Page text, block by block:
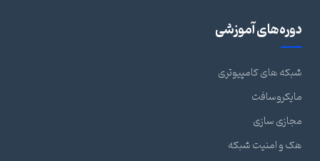
دوره‌های آموزشی
شبکه های کامپیوتری
مایکروسافت
مجازی سازی
هک و امنیت شبکه